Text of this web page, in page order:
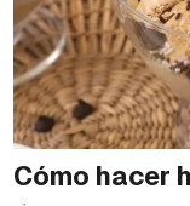
Cómo hacer